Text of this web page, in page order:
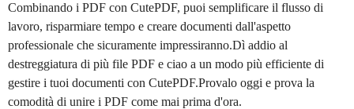
Combinando i PDF con CutePDF, puoi semplificare il flusso di
lavoro, risparmiare tempo e creare documenti dall'aspetto
professionale che sicuramente impressiranno.Dì addio al
destreggiatura di più file PDF e ciao a un modo più efficiente di
gestire i tuoi documenti con CutePDF.Provalo oggi e prova la
comodità di unire i PDF come mai prima d'ora.